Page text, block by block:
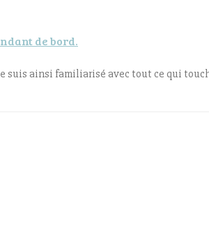
de bord.
suis ainsi familiarisé avec tout ce qui